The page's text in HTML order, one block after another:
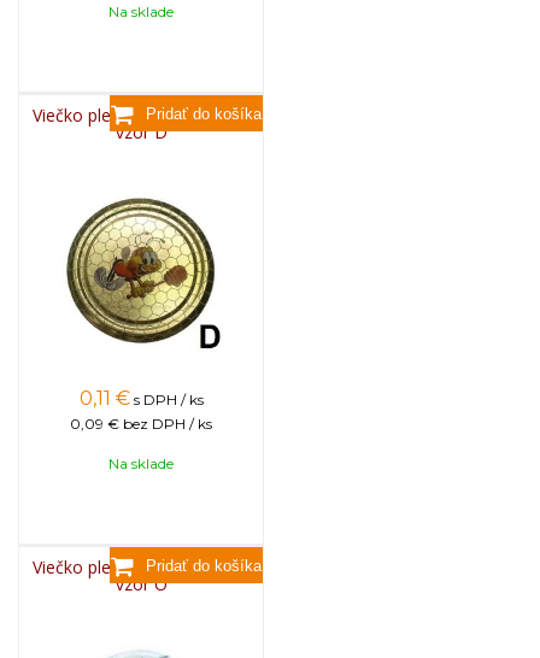
Na sklade
Viečko plechové TWIST 82 -
vzor D
0,11 € s DPH / ks
0,09 € bez DPH / ks
Na sklade
Viečko plechové TWIST 82 -
vzor O